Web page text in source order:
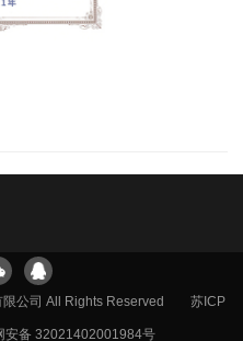
限公司 All Rights Reserved 苏ICP
安备 32021402001984号